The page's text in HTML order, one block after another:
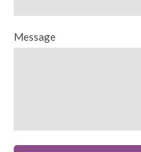
Message